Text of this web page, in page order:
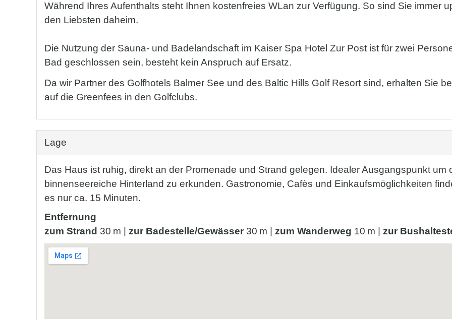
Während Ihres Aufenthalts steht Ihnen kostenfreies WLan zur Verfügung. So sind Sie immer
den Liebsten daheim.
Die Nutzung der Sauna- und Badelandschaft im Kaiser Spa Hotel Zur Post ist für zwei
Bad geschlossen sein, besteht kein Anspruch auf Ersatz.
Da wir Partner des Golfhotels Balmer See und des Baltic Hills Golf Resort sind, erhalten Sie
auf die Greenfees in den Golfclubs.
Lage
Das Haus ist ruhig, direkt an der Promenade und Strand gelegen. Idealer Ausgangspunkt
binnenseereiche Hinterland zu erkunden. Gastronomie, Cafès und Einkaufsmöglichkeiten
es nur ca. 15 Minuten.
Entfernung
zum Strand 30 m | zur Badestelle/Gewässer 30 m | zum Wanderweg 10 m | zur